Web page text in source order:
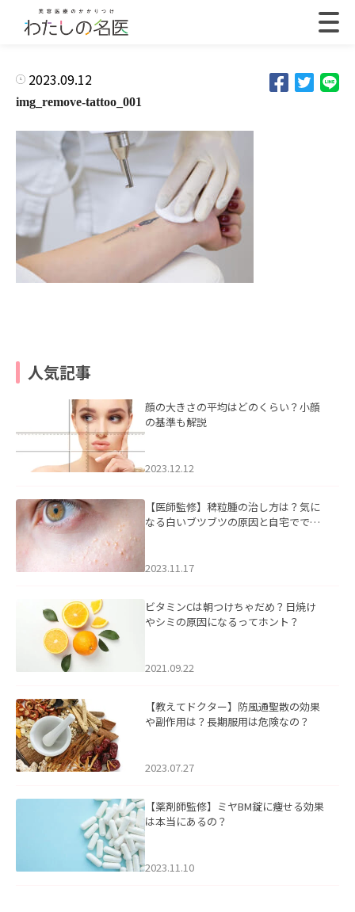
2023.09.12
img_remove-tattoo_001
人気記事
顔の大きさの平均はどのくらい？小顔
の基準も解説
2023.12.12
【医師監修】稗粒腫の治し方は？気に
なる白いブツブツの原因と自宅ででき
2023.11.17
ビタミンCは朝つけちゃだめ？日焼け
やシミの原因になるってホント？
2021.09.22
【教えてドクター】防風通聖散の効果
や副作用は？長期服用は危険なの？
2023.07.27
【薬剤師監修】ミヤBM錠に痩せる効果
は本当にあるの？
2023.11.10